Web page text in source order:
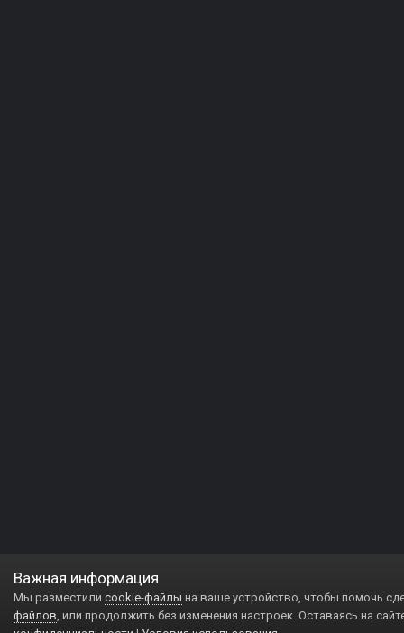
Важная информация
Мы разместили cookie-файлы на ваше устройство, чтобы помочь
файлов, или продолжить без изменения настроек. Оставаясь на